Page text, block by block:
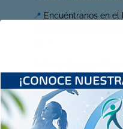
📍 Encuéntranos en el